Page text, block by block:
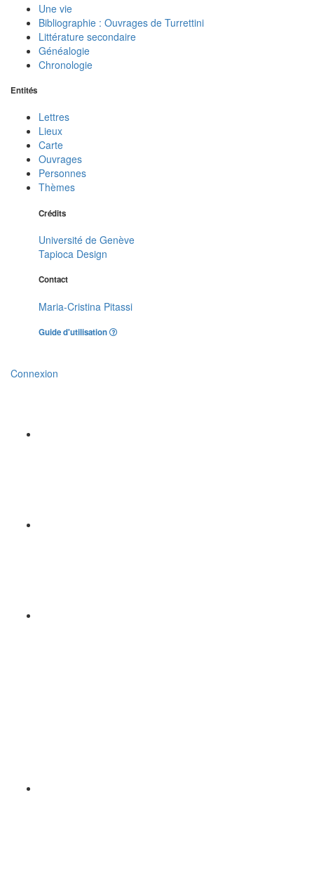
Une vie
Bibliographie : Ouvrages de Turrettini
Littérature secondaire
Généalogie
Chronologie
Entités
Lettres
Lieux
Carte
Ouvrages
Personnes
Thèmes
Crédits
Université de Genève
Tapioca Design
Contact
Maria-Cristina Pitassi
Guide d'utilisation
Connexion